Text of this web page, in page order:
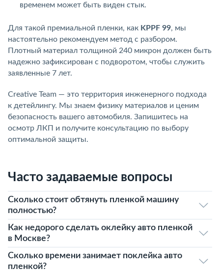
временем может быть виден стык.
Для такой премиальной пленки, как KPPF 99, мы
настоятельно рекомендуем метод с разбором.
Плотный материал толщиной 240 микрон должен быть
надежно зафиксирован с подворотом, чтобы служить
заявленные 7 лет.
Creative Team — это территория инженерного подхода
к детейлингу. Мы знаем физику материалов и ценим
безопасность вашего автомобиля. Запишитесь на
осмотр ЛКП и получите консультацию по выбору
оптимальной защиты.
Часто задаваемые вопросы
Сколько стоит обтянуть пленкой машину
полностью?
Как недорого сделать оклейку авто пленкой
в Москве?
Сколько времени занимает поклейка авто
пленкой?